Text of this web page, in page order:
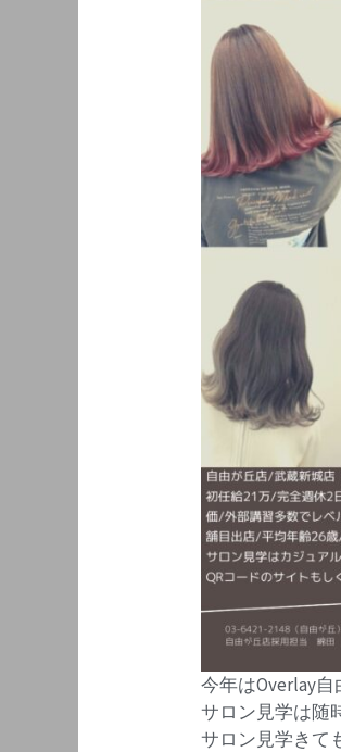
今年はOverlay
サロン見学は随
サロン見学きて